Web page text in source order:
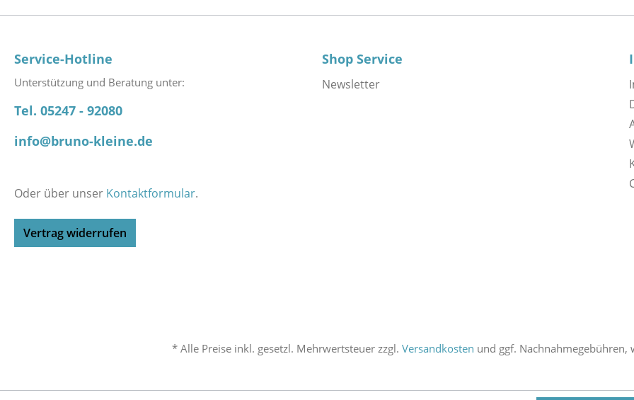
Service-Hotline
Unterstützung und Beratung unter:
Tel. 05247 - 92080
info@bruno-kleine.de
Oder über unser Kontaktformular.
Vertrag widerrufen
Shop Service
Newsletter
* Alle Preise inkl. gesetzl. Mehrwertsteuer zzgl. Versandkosten und ggf. Nachnahmegebühren,